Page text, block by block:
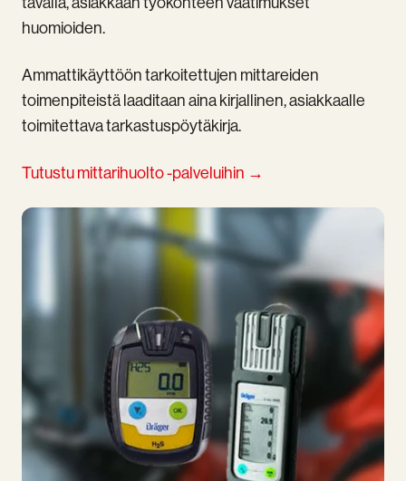
huomioiden.
Ammattikäyttöön tarkoitettujen mittareiden
toimenpiteistä laaditaan aina kirjallinen, asiakkaalle
toimitettava tarkastuspöytäkirja.
Tutustu mittarihuolto -palveluihin →